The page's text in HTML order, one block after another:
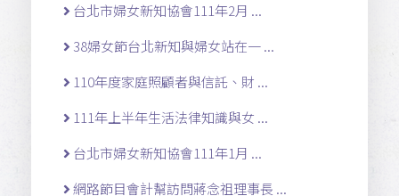
台北市婦女新知協會111年2月 ...
38婦女節台北新知與婦女站在一 ...
110年度家庭照顧者與信託、財 ...
111年上半年生活法律知識與女 ...
台北市婦女新知協會111年1月 ...
網路節目會計幫訪問蔣念祖理事長 ...